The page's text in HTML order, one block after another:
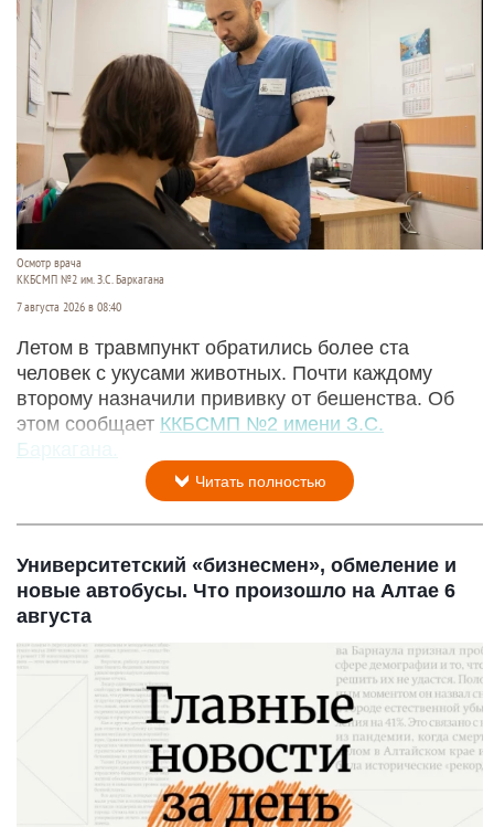
Осмотр врача
ККБСМП №2 им. З.С. Баркагана
7 августа 2026 в 08:40
Летом в травмпункт обратились более ста
человек с укусами животных. Почти каждому
второму назначили прививку от бешенства. Об
этом сообщает ККБСМП №2 имени З.С.
Баркагана.
Читать полностью
Университетский «бизнесмен», обмеление и
новые автобусы. Что произошло на Алтае 6
августа